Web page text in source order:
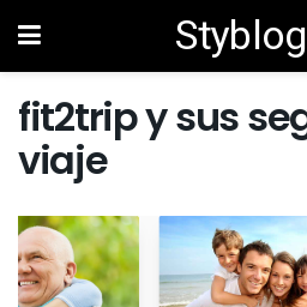
fit2trip y sus
viaje